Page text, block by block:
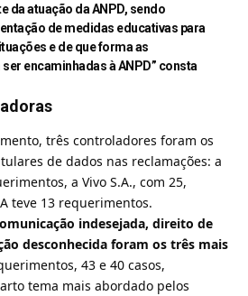
da atuação da ANPD, sendo
de medidas educativas para
e de que forma as
encaminhadas à ANPD” consta
três controladores foram os
de dados nas reclamações: a
a Vivo S.A., com 25,
teve 13 requerimentos.
indesejada, direito de
desconhecida foram os três mais
43 e 40 casos,
tema mais abordado pelos